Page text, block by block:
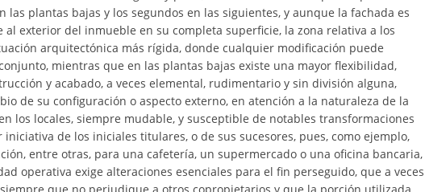
las plantas bajas y los segundos en las siguientes, y aunque la fachada es
exterior del inmueble en su completa superficie, la zona relativa a los
arquitectónica más rígida, donde cualquier modificación puede
mientras que en las plantas bajas existe una mayor flexibilidad,
y acabado, a veces elemental, rudimentario y sin división alguna,
de su configuración o aspecto externo, en atención a la naturaleza de la
los locales, siempre mudable, y susceptible de notables transformaciones
de los iniciales titulares, o de sus sucesores, pues, como ejemplo,
entre otras, para una cafetería, un supermercado o una oficina bancaria,
operativa exige alteraciones esenciales para el fin perseguido, que a veces